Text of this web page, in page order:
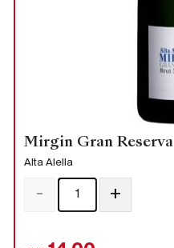
Mirgin Gran Reserva
Alta Alella
- +